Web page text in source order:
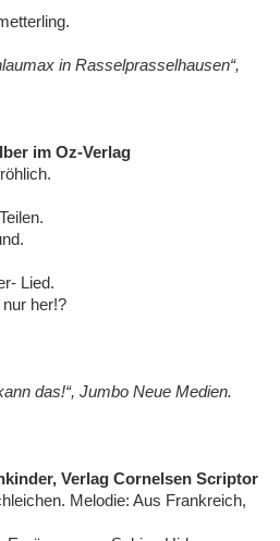
in Rasselprasselhausen“,
im Oz-Verlag
Lied.
her!?
das!“, Jumbo Neue Medien.
Verlag Cornelsen Scriptor
Melodie: Aus Frankreich,